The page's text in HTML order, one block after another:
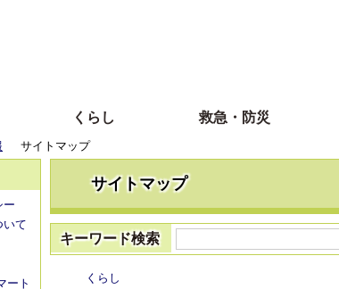
くらし 救急・防災
サイトマップ
ー
いて
ート
サイトマップ
キーワード検索
くらし